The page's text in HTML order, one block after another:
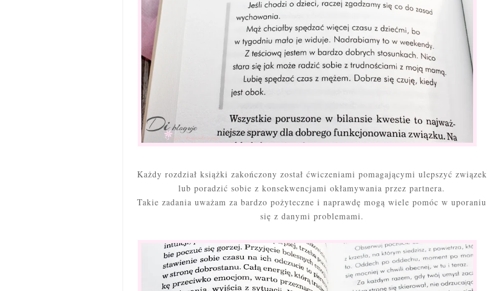
Każdy rozdział książki zakończony został ćwiczeniami pomagającymi ulepszyć związek
lub poradzić sobie z konsekwencjami okłamywania przez partnera.
Takie zadania uważam za bardzo pożyteczne i naprawdę mogą wiele pomóc w uporaniu
się z danymi problemami.